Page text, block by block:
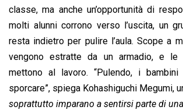
classe, ma anche un’opportunità di
molti alunni corrono verso l’uscita, un
resta indietro per pulire l’aula. Scope a
vengono estratte da un armadio, e
mettono al lavoro. “Pulendo, i
sporcare”, spiega Kohashiguchi Megumi,
soprattutto imparano a sentirsi parte di